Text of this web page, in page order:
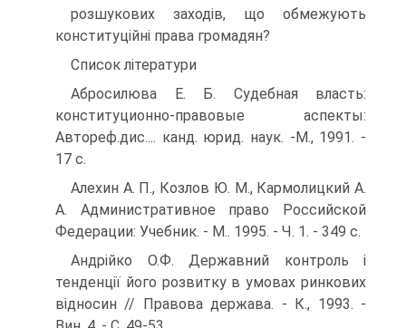
розшукових заходів, що обмежують
конституційні права громадян?
Список літератури
Абросилюва Е. Б. Судебная власть:
конституционно-правовые аспекты:
Автореф.дис.... канд. юрид. наук. -М., 1991. -
17 с.
Алехин А. П., Козлов Ю. М., Кармолицкий А.
А. Административное право Российской
Федерации: Учебник. - М.. 1995. - Ч. 1. - 349 с.
Андрійко О.Ф. Державний контроль і
тенденції його розвитку в умовах ринкових
відносин // Правова держава. - К., 1993. -